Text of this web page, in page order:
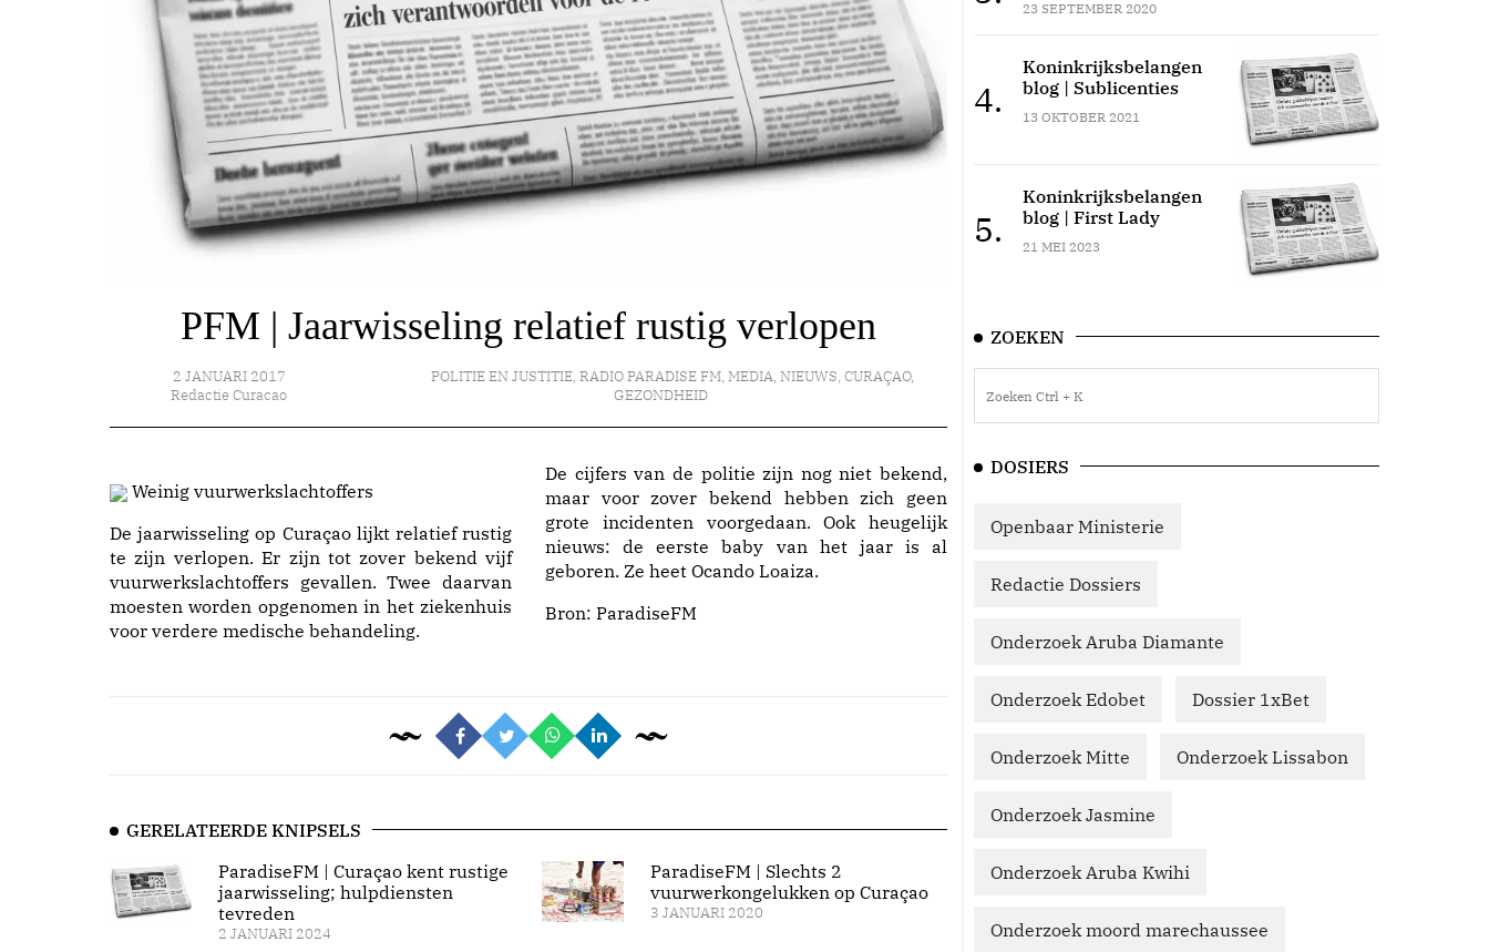
PFM | Jaarwisseling relatief rustig verlopen
2 JANUARI 2017
Redactie Curacao
POLITIE EN JUSTITIE, RADIO PARADISE FM, MEDIA, NIEUWS, CURAÇAO,
GEZONDHEID
Weinig vuurwerkslachtoffers
De jaarwisseling op Curaçao lijkt relatief rustig
te zijn verlopen. Er zijn tot zover bekend vijf
vuurwerkslachtoffers gevallen. Twee daarvan
moesten worden opgenomen in het ziekenhuis
voor verdere medische behandeling.
De cijfers van de politie zijn nog niet bekend,
maar voor zover bekend hebben zich geen
grote incidenten voorgedaan. Ook heugelijk
nieuws: de eerste baby van het jaar is al
geboren. Ze heet Ocando Loaiza.
Bron: ParadiseFM
GERELATEERDE KNIPSELS
ParadiseFM | Curaçao kent rustige
jaarwisseling; hulpdiensten
tevreden
2 JANUARI 2024
ParadiseFM | Slechts 2
vuurwerkongelukken op Curaçao
3 JANUARI 2020
23 SEPTEMBER 2020
4.
Koninkrijksbelangen
blog | Sublicenties
13 OKTOBER 2021
5.
Koninkrijksbelangen
blog | First Lady
21 MEI 2023
ZOEKEN
DOSIERS
Openbaar Ministerie
Redactie Dossiers
Onderzoek Aruba Diamante
Onderzoek Edobet Dossier 1xBet
Onderzoek Mitte Onderzoek Lissabon
Onderzoek Jasmine
Onderzoek Aruba Kwihi
Onderzoek moord marechaussee